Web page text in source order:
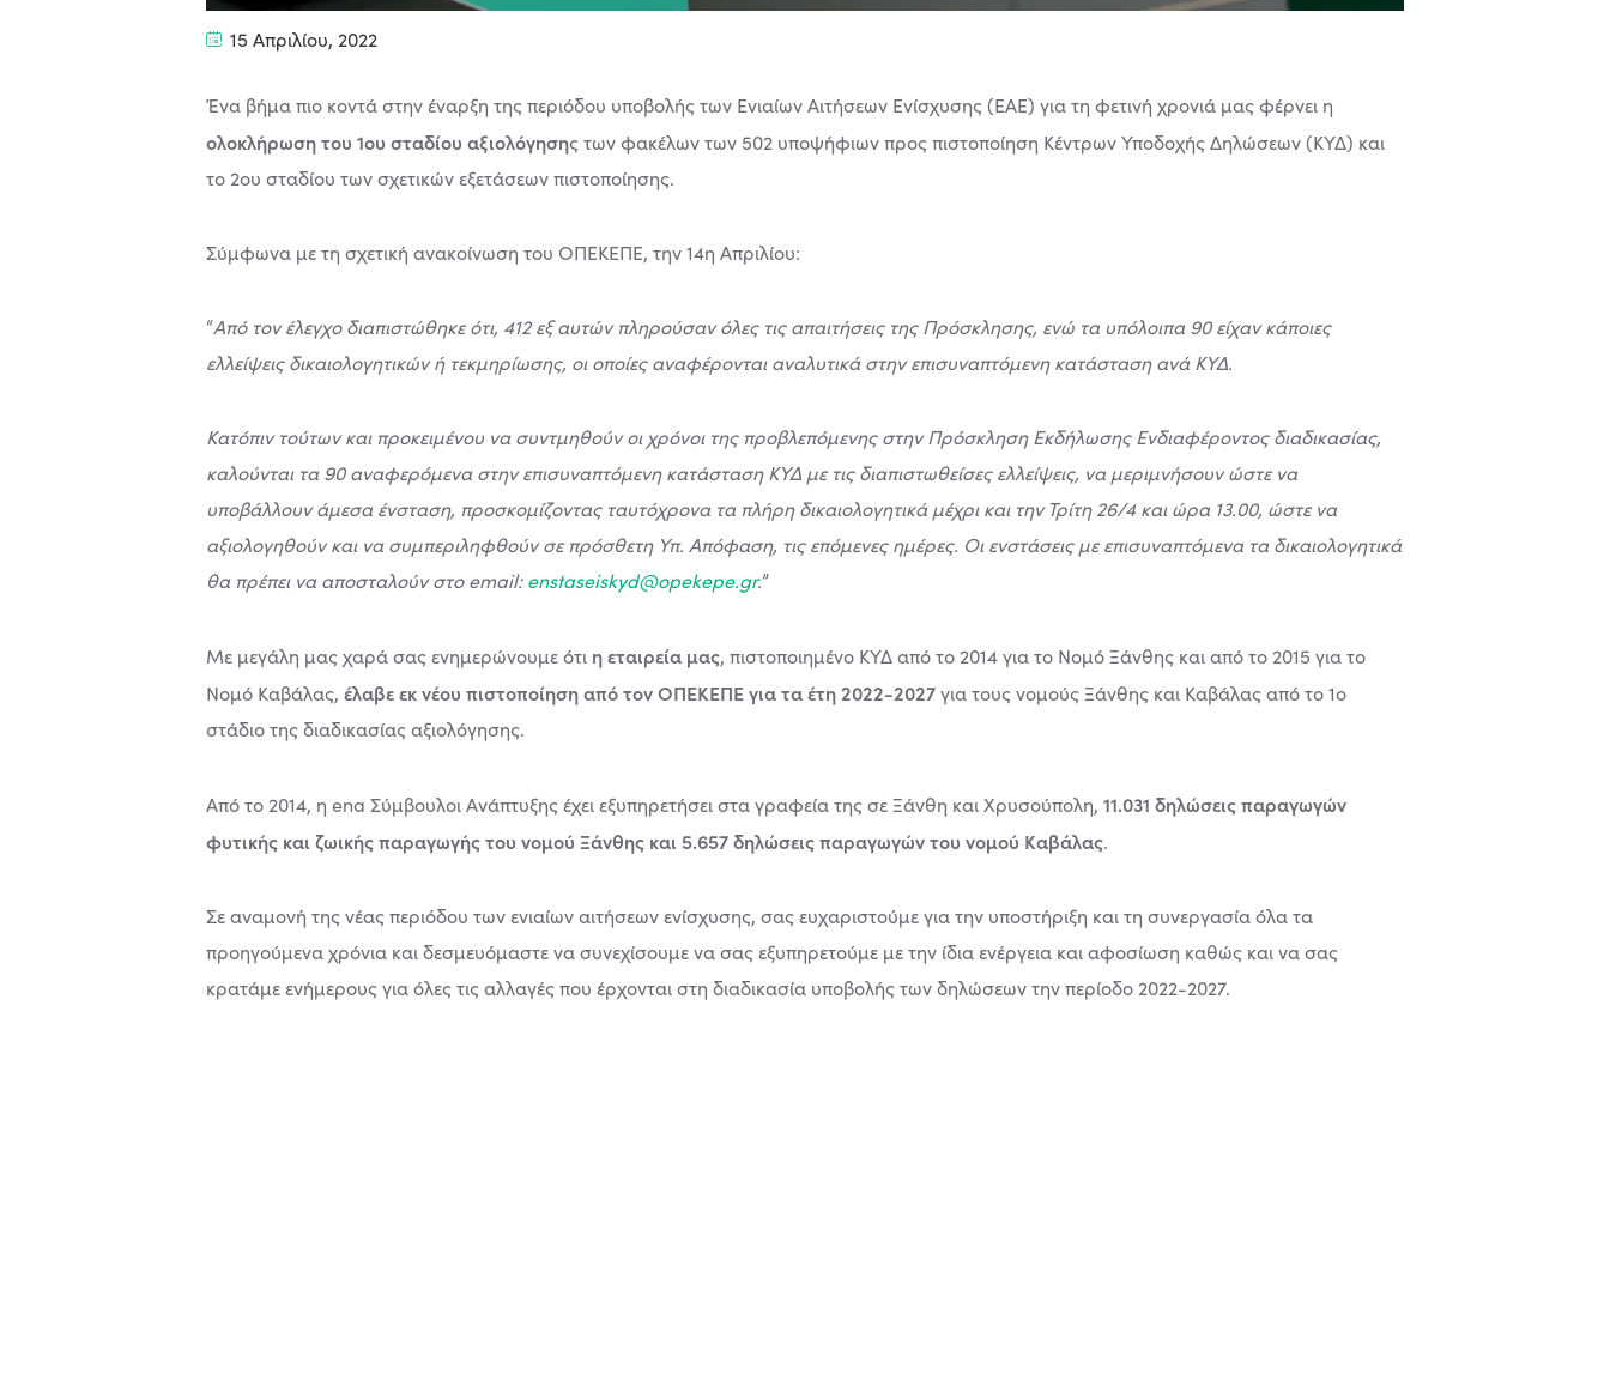
15 Απριλίου, 2022
Ένα βήμα πιο κοντά στην έναρξη της περιόδου υποβολής των Ενιαίων Αιτήσεων Ενίσχυσης (ΕΑΕ) για τη φετινή χρονιά μας φέρνει η
ολοκλήρωση του 1ου σταδίου αξιολόγησης των φακέλων των 502 υποψήφιων προς πιστοποίηση Κέντρων Υποδοχής Δηλώσεων (ΚΥΔ) και
το 2ου σταδίου των σχετικών εξετάσεων πιστοποίησης.
Σύμφωνα με τη σχετική ανακοίνωση του ΟΠΕΚΕΠΕ, την 14η Απριλίου:
“Από τον έλεγχο διαπιστώθηκε ότι, 412 εξ αυτών πληρούσαν όλες τις απαιτήσεις της Πρόσκλησης, ενώ τα υπόλοιπα 90 είχαν κάποιες
ελλείψεις δικαιολογητικών ή τεκμηρίωσης, οι οποίες αναφέρονται αναλυτικά στην επισυναπτόμενη κατάσταση ανά ΚΥΔ.
Κατόπιν τούτων και προκειμένου να συντμηθούν οι χρόνοι της προβλεπόμενης στην Πρόσκληση Εκδήλωσης Ενδιαφέροντος διαδικασίας,
καλούνται τα 90 αναφερόμενα στην επισυναπτόμενη κατάσταση ΚΥΔ με τις διαπιστωθείσες ελλείψεις, να μεριμνήσουν ώστε να
υποβάλλουν άμεσα ένσταση, προσκομίζοντας ταυτόχρονα τα πλήρη δικαιολογητικά μέχρι και την Τρίτη 26/4 και ώρα 13.00, ώστε να
αξιολογηθούν και να συμπεριληφθούν σε πρόσθετη Υπ. Απόφαση, τις επόμενες ημέρες. Οι ενστάσεις με επισυναπτόμενα τα δικαιολογητικά
θα πρέπει να αποσταλούν στο email:enstaseiskyd@opekepe.gr.”
Με μεγάλη μας χαρά σας ενημερώνουμε ότι η εταιρεία μας, πιστοποιημένο ΚΥΔ από το 2014 για το Νομό Ξάνθης και από το 2015 για το
Νομό Καβάλας, έλαβε εκ νέου πιστοποίηση από τον ΟΠΕΚΕΠΕ για τα έτη 2022-2027για τους νομούς Ξάνθης και Καβάλας από το 1ο
στάδιο της διαδικασίας αξιολόγησης.
Από το 2014, η ena Σύμβουλοι Ανάπτυξης έχει εξυπηρετήσει στα γραφεία της σε Ξάνθη και Χρυσούπολη, 11.031 δηλώσεις παραγωγών
φυτικής και ζωικής παραγωγής του νομού Ξάνθης και 5.657 δηλώσεις παραγωγών του νομού Καβάλας.
Σε αναμονή της νέας περιόδου των ενιαίων αιτήσεων ενίσχυσης, σας ευχαριστούμε για την υποστήριξη και τη συνεργασία όλα τα
προηγούμενα χρόνια και δεσμευόμαστε να συνεχίσουμε να σας εξυπηρετούμε με την ίδια ενέργεια και αφοσίωση καθώς και να σας
κρατάμε ενήμερους για όλες τις αλλαγές που έρχονται στη διαδικασία υποβολής των δηλώσεων την περίοδο 2022-2027.